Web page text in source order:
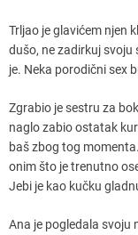
Trljao je glavićem njen
dušo, ne zadirkuj svoju
je. Neka porodični sex
Zgrabio je sestru za
naglo zabio ostatak
baš zbog tog
onim što je trenutno
Jebi je kao kučku
Ana je pogledala svoju